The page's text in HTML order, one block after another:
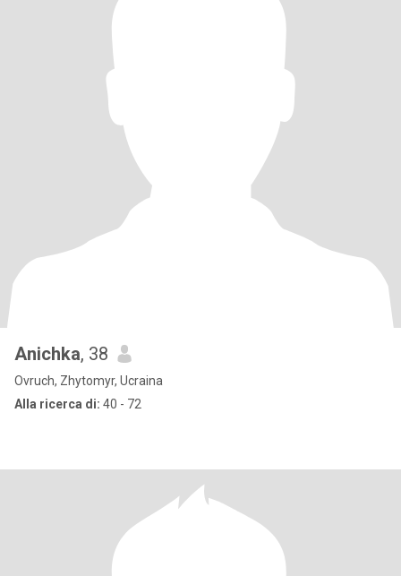
Anichka, 38
Ovruch, Zhytomyr, Ucraina
Alla ricerca di: 40 - 72